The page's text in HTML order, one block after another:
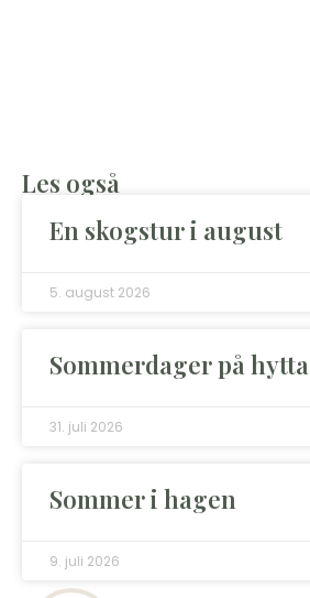
Les også
En skogstur i august
5. august 2026
Sommerdager på hytta
31. juli 2026
Sommer i hagen
9. juli 2026